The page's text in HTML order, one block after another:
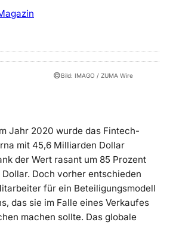
©Bild: IMAGO / ZUMA Wire
Jahr 2020 wurde das Fintech-
mit 45,6 Milliarden Dollar
der Wert rasant um 85 Prozent
Doch vorher entschieden
für ein Beteiligungsmodell
das sie im Falle eines Verkaufes
machen sollte. Das globale